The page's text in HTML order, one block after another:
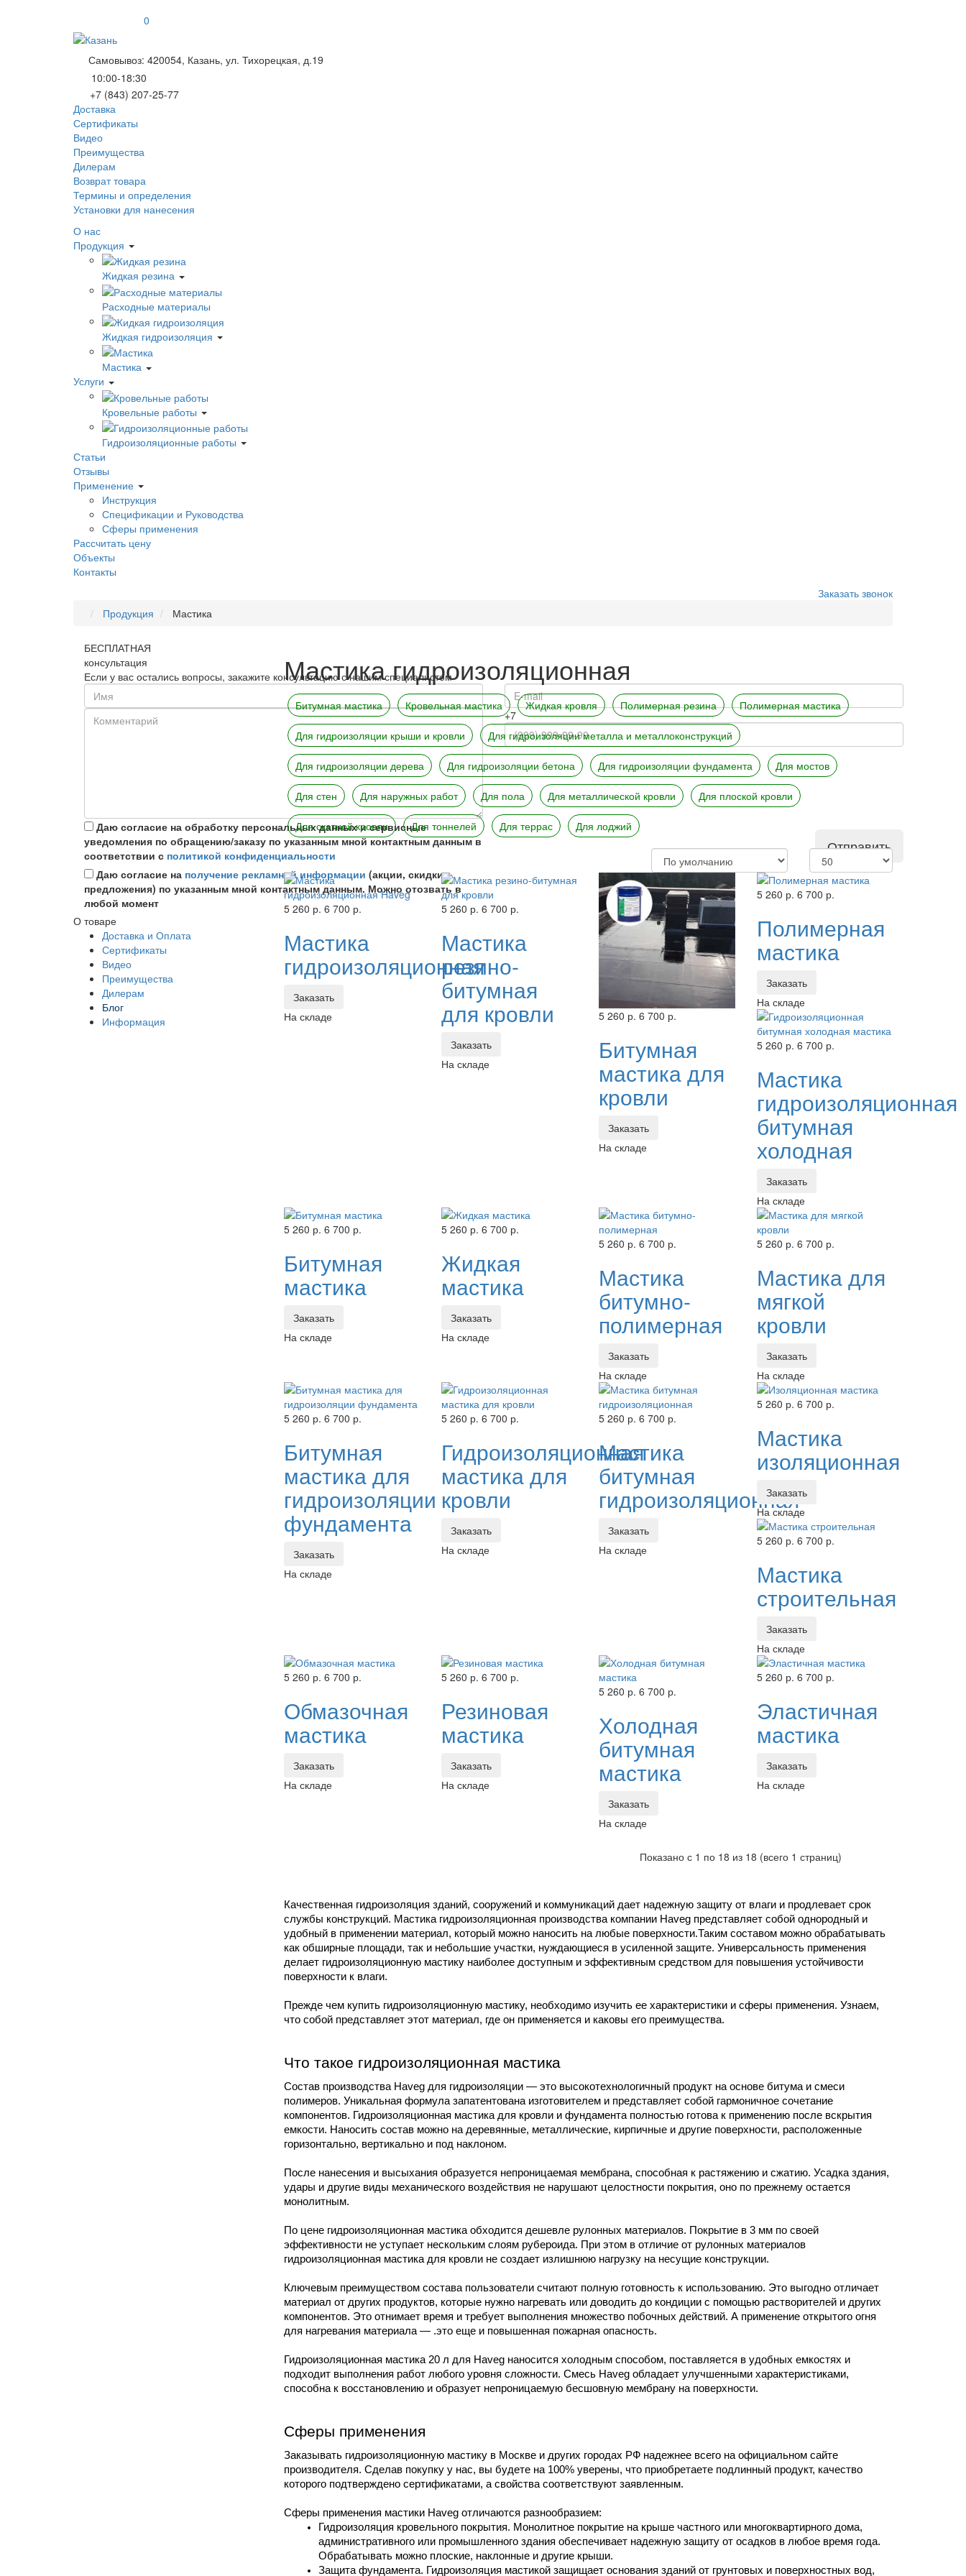
0
Самовывоз: 420054, Казань, ул. Тихорецкая, д.19
10:00-18:30
+7 (843) 207-25-77
Доставка
Сертификаты
Видео
Преимущества
Дилерам
Возврат товара
Термины и определения
Установки для нанесения
О нас
Продукция
Жидкая резина
Расходные материалы
Жидкая гидроизоляция
Мастика
Услуги
Кровельные работы
Гидроизоляционные работы
Статьи
Отзывы
Применение
Инструкция
Спецификации и Руководства
Сферы применения
Рассчитать цену
Объекты
Контакты
Заказать звонок
Продукция
Мастика
БЕСПЛАТНАЯ
консультация
Если у вас остались вопросы, закажите консультацию с нашим специалистом
+7
Даю согласие на обработку персональных данных и сервисные
уведомления по обращению/заказу по указанным мной контактным данным в
соответствии с политикой конфиденциальности
Даю согласие на получение рекламной информации (акции, скидки,
предложения) по указанным мной контактным данным. Можно отозвать в
любой момент
Отправить
О товаре
Доставка и Оплата
Сертификаты
Видео
Преимущества
Дилерам
Блог
Информация
Мастика гидроизоляционная
Битумная мастика Кровельная мастика Жидкая кровля Полимерная резина Полимерная мастика
Для гидроизоляции крыши и кровли Для гидроизоляции металла и металлоконструкций
Для гидроизоляции дерева Для гидроизоляции бетона Для гидроизоляции фундамента Для мостов
Для стен Для наружных работ Для пола Для металлической кровли Для плоской кровли
Для скатной кровли Для тоннелей Для террас Для лоджий
5 260 р. 6 700 р.
Мастика
гидроизоляционная
Заказать
На складе
5 260 р. 6 700 р.
Мастика
резино-
битумная
для кровли
Заказать
На складе
5 260 р. 6 700 р.
Битумная
мастика для
кровли
Заказать
На складе
5 260 р. 6 700 р.
Полимерная
мастика
Заказать
На складе
5 260 р. 6 700 р.
Мастика
гидроизоляционная
битумная
холодная
Заказать
На складе
5 260 р. 6 700 р.
Битумная
мастика
Заказать
На складе
5 260 р. 6 700 р.
Жидкая
мастика
Заказать
На складе
5 260 р. 6 700 р.
Мастика
битумно-
полимерная
Заказать
На складе
5 260 р. 6 700 р.
Мастика для
мягкой
кровли
Заказать
На складе
5 260 р. 6 700 р.
Битумная
мастика для
гидроизоляции
фундамента
Заказать
На складе
5 260 р. 6 700 р.
Гидроизоляционная
мастика для
кровли
Заказать
На складе
5 260 р. 6 700 р.
Мастика
битумная
гидроизоляционная
Заказать
На складе
5 260 р. 6 700 р.
Мастика
изоляционная
Заказать
На складе
5 260 р. 6 700 р.
Мастика
строительная
Заказать
На складе
5 260 р. 6 700 р.
Обмазочная
мастика
Заказать
На складе
5 260 р. 6 700 р.
Резиновая
мастика
Заказать
На складе
5 260 р. 6 700 р.
Холодная
битумная
мастика
Заказать
На складе
5 260 р. 6 700 р.
Эластичная
мастика
Заказать
На складе
Показано с 1 по 18 из 18 (всего 1 страниц)
Качественная гидроизоляция зданий, сооружений и коммуникаций дает надежную защиту от влаги и продлевает срок
службы конструкций. Мастика гидроизоляционная производства компании Haveg представляет собой однородный и
удобный в применении материал, который можно наносить на любые поверхности.Таким составом можно обрабатывать
как обширные площади, так и небольшие участки, нуждающиеся в усиленной защите. Универсальность применения
делает гидроизоляционную мастику наиболее доступным и эффективным средством для повышения устойчивости
поверхности к влаги.
Прежде чем купить гидроизоляционную мастику, необходимо изучить ее характеристики и сферы применения. Узнаем,
что собой представляет этот материал, где он применяется и каковы его преимущества.
Что такое гидроизоляционная мастика
Состав производства Haveg для гидроизоляции — это высокотехнологичный продукт на основе битума и смеси
полимеров. Уникальная формула запатентована изготовителем и представляет собой гармоничное сочетание
компонентов. Гидроизоляционная мастика для кровли и фундамента полностью готова к применению после вскрытия
емкости. Наносить состав можно на деревянные, металлические, кирпичные и другие поверхности, расположенные
горизонтально, вертикально и под наклоном.
После нанесения и высыхания образуется непроницаемая мембрана, способная к растяжению и сжатию. Усадка здания,
удары и другие виды механического воздействия не нарушают целостности покрытия, оно по прежнему остается
монолитным.
По цене гидроизоляционная мастика обходится дешевле рулонных материалов. Покрытие в 3 мм по своей
эффективности не уступает нескольким слоям рубероида. При этом в отличие от рулонных материалов
гидроизоляционная мастика для кровли не создает излишнюю нагрузку на несущие конструкции.
Ключевым преимуществом состава пользователи считают полную готовность к использованию. Это выгодно отличает
материал от других продуктов, которые нужно нагревать или доводить до кондиции с помощью растворителей и других
компонентов. Это отнимает время и требует выполнения множество побочных действий. А применение открытого огня
для нагревания материала — .это еще и повышенная пожарная опасность.
Гидроизоляционная мастика 20 л для Haveg наносится холодным способом, поставляется в удобных емкостях и
подходит выполнения работ любого уровня сложности. Смесь Haveg обладает улучшенными характеристиками,
способна к восстановлению и образует непроницаемую бесшовную мембрану на поверхности.
Сферы применения
Заказывать гидроизоляционную мастику в Москве и других городах РФ надежнее всего на официальном сайте
производителя. Сделав покупку у нас, вы будете на 100% уверены, что приобретаете подлинный продукт, качество
которого подтверждено сертификатами, а свойства соответствуют заявленным.
Сферы применения мастики Haveg отличаются разнообразием:
Гидроизоляция кровельного покрытия. Монолитное покрытие на крыше частного или многоквартирного дома,
административного или промышленного здания обеспечивает надежную защиту от осадков в любое время года.
Обрабатывать можно плоские, наклонные и другие крыши.
Защита фундамента. Гидроизоляция мастикой защищает основания зданий от грунтовых и поверхностных вод,